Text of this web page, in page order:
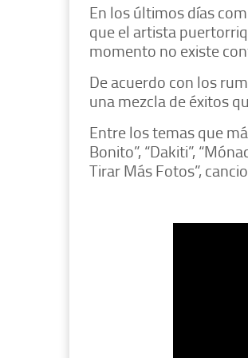
En los últimos días
que el artista
momento no existe
De acuerdo con los
una mezcla de éxitos
Entre los temas que
Bonito”, “Dakiti”,
Tirar Más Fotos”,